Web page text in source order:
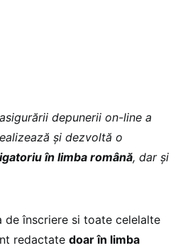
depunerii on-line a
și dezvoltă o
în limba română, dar și
de înscriere si toate celelalte
redactate doar în limba